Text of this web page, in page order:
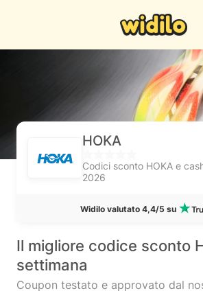
HOKA
Codici sconto HOKA e
2026
Widilo valutato 4,4/5 su
Il migliore codice sconto
settimana
Coupon testato e approvato dal